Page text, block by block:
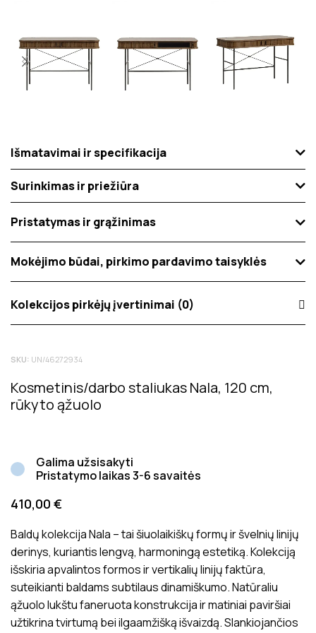
Išmatavimai ir specifikacija
Surinkimas ir priežiūra
Pristatymas ir grąžinimas
Mokėjimo būdai, pirkimo pardavimo taisyklės
Kolekcijos pirkėjų įvertinimai (0)
produktą, gali palikti atsiliepimą. Bendras produktų
įvertinimas rodo bendrą vidutinį klientų įvertinimą.
Atsiliepimai prieš juos paskelbiant yra patikrinami dėl jų
tinkamumo ir aktualumo produkto vertinimui.
SKU: UN/46272934
Kosmetinis/darbo staliukas Nala, 120 cm,
rūkyto ąžuolo
Galima užsisakyti
Pristatymo laikas 3-6 savaitės
410,00 €
Baldų kolekcija Nala – tai šiuolaikiškų formų ir švelnių linijų
derinys, kuriantis lengvą, harmoningą estetiką. Kolekciją
išskiria apvalintos formos ir vertikalių linijų faktūra,
suteikianti baldams subtilaus dinamiškumo. Natūraliu
ąžuolo lukštu faneruota konstrukcija ir matiniai paviršiai
užtikrina tvirtumą bei ilgaamžišką išvaizdą. Slankiojančios